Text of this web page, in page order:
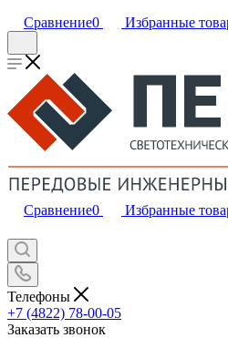
Сравнение0 Избранные
Сравнение0 Избранные
Телефоны
+7 (4822) 78-00-05
Заказать звонок